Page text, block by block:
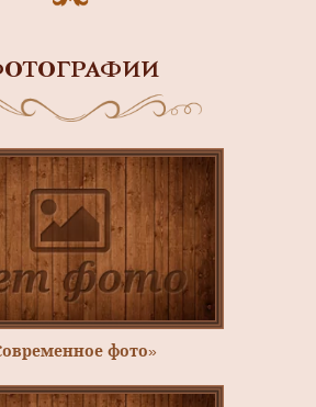
фото»